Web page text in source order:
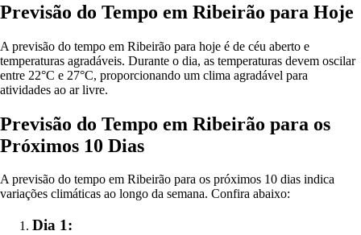
Previsão do Tempo em Ribeirão para Hoje
A previsão do tempo em Ribeirão para hoje é de céu aberto e
temperaturas agradáveis. Durante o dia, as temperaturas devem oscilar
entre 22°C e 27°C, proporcionando um clima agradável para
atividades ao ar livre.
Previsão do Tempo em Ribeirão para os
Próximos 10 Dias
A previsão do tempo em Ribeirão para os próximos 10 dias indica
variações climáticas ao longo da semana. Confira abaixo:
Dia 1: